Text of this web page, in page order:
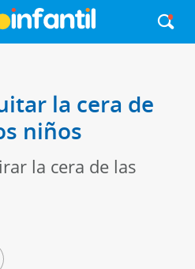
la cera de
niños
la cera de las